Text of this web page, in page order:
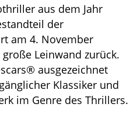
aus dem Jahr
der
am 4. November
Leinwand zurück.
ausgezeichnet
Klassiker und
im Genre des Thrillers.